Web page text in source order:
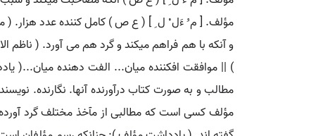
مؤلف. [ م ُ ءَل ْ ل ِ ] ( ع ص ) کامل کننده عدد هزار. (
و آنکه با هم فراهم میکند و گرد هم می آورد. ( ناظم
) || موافقت افکننده میان... الفت دهنده میان...(
مطالب و به صورت کتاب درآورنده آنها. نگارنده.
مؤلف کسی است که مطالبی از مآخذ مختلف گرد